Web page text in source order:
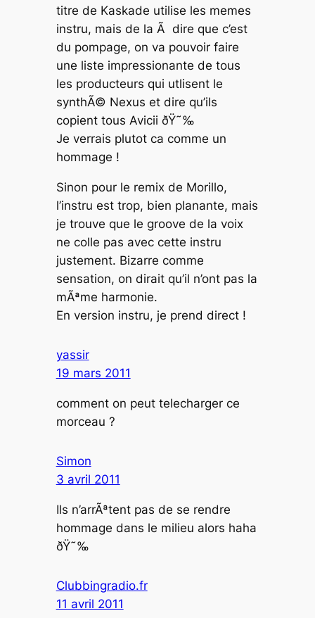
titre de Kaskade utilise les memes
instru, mais de la Ã dire que c’est
du pompage, on va pouvoir faire
une liste impressionante de tous
les producteurs qui utlisent le
synthÃ© Nexus et dire qu’ils
copient tous Avicii ðŸ˜‰
Je verrais plutot ca comme un
hommage !
Sinon pour le remix de Morillo,
l’instru est trop, bien planante, mais
je trouve que le groove de la voix
ne colle pas avec cette instru
justement. Bizarre comme
sensation, on dirait qu’il n’ont pas la
mÃªme harmonie.
En version instru, je prend direct !
yassir
19 mars 2011
comment on peut telecharger ce
morceau ?
Simon
3 avril 2011
Ils n’arrÃªtent pas de se rendre
hommage dans le milieu alors haha
ðŸ˜‰
Clubbingradio.fr
11 avril 2011